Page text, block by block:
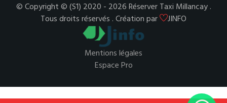
© Copyright © (S1) 2020 - 2026 Réserver Taxi Millancay .
Tous droits réservés . Création par
JINFO
Mentions légales
Espace Pro